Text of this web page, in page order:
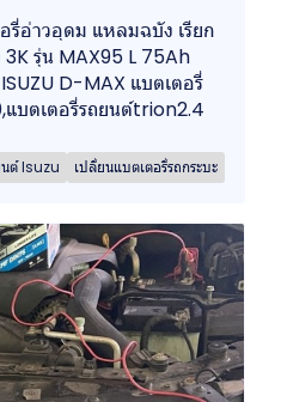
อ่าวอุดม แหลมฉบัง เรียก
รุ่น MAX95 L 75Ah
D-MAX แบตเตอรี่
บตเตอรี่รถยนต์trion2.4
นต์ Isuzu เปลี่ยนแบตเตอรี่รถกระบะ